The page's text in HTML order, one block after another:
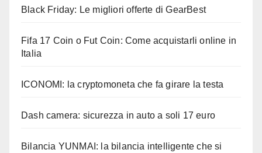
Black Friday: Le migliori offerte di GearBest
Fifa 17 Coin o Fut Coin: Come acquistarli online in
Italia
ICONOMI: la cryptomoneta che fa girare la testa
Dash camera: sicurezza in auto a soli 17 euro
Bilancia YUNMAI: la bilancia intelligente che si